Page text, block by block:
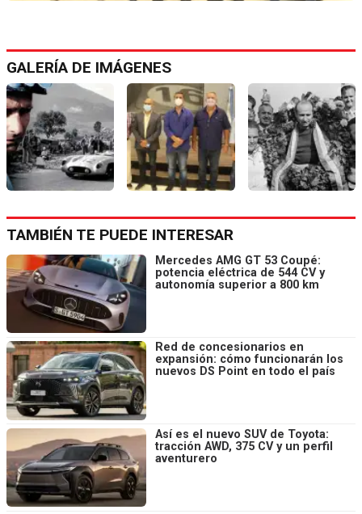
GALERÍA DE IMÁGENES
TAMBIÉN TE PUEDE INTERESAR
Mercedes AMG GT 53 Coupé:
potencia eléctrica de 544 CV y
autonomía superior a 800 km
Red de concesionarios en
expansión: cómo funcionarán los
nuevos DS Point en todo el país
Así es el nuevo SUV de Toyota:
tracción AWD, 375 CV y un perfil
aventurero